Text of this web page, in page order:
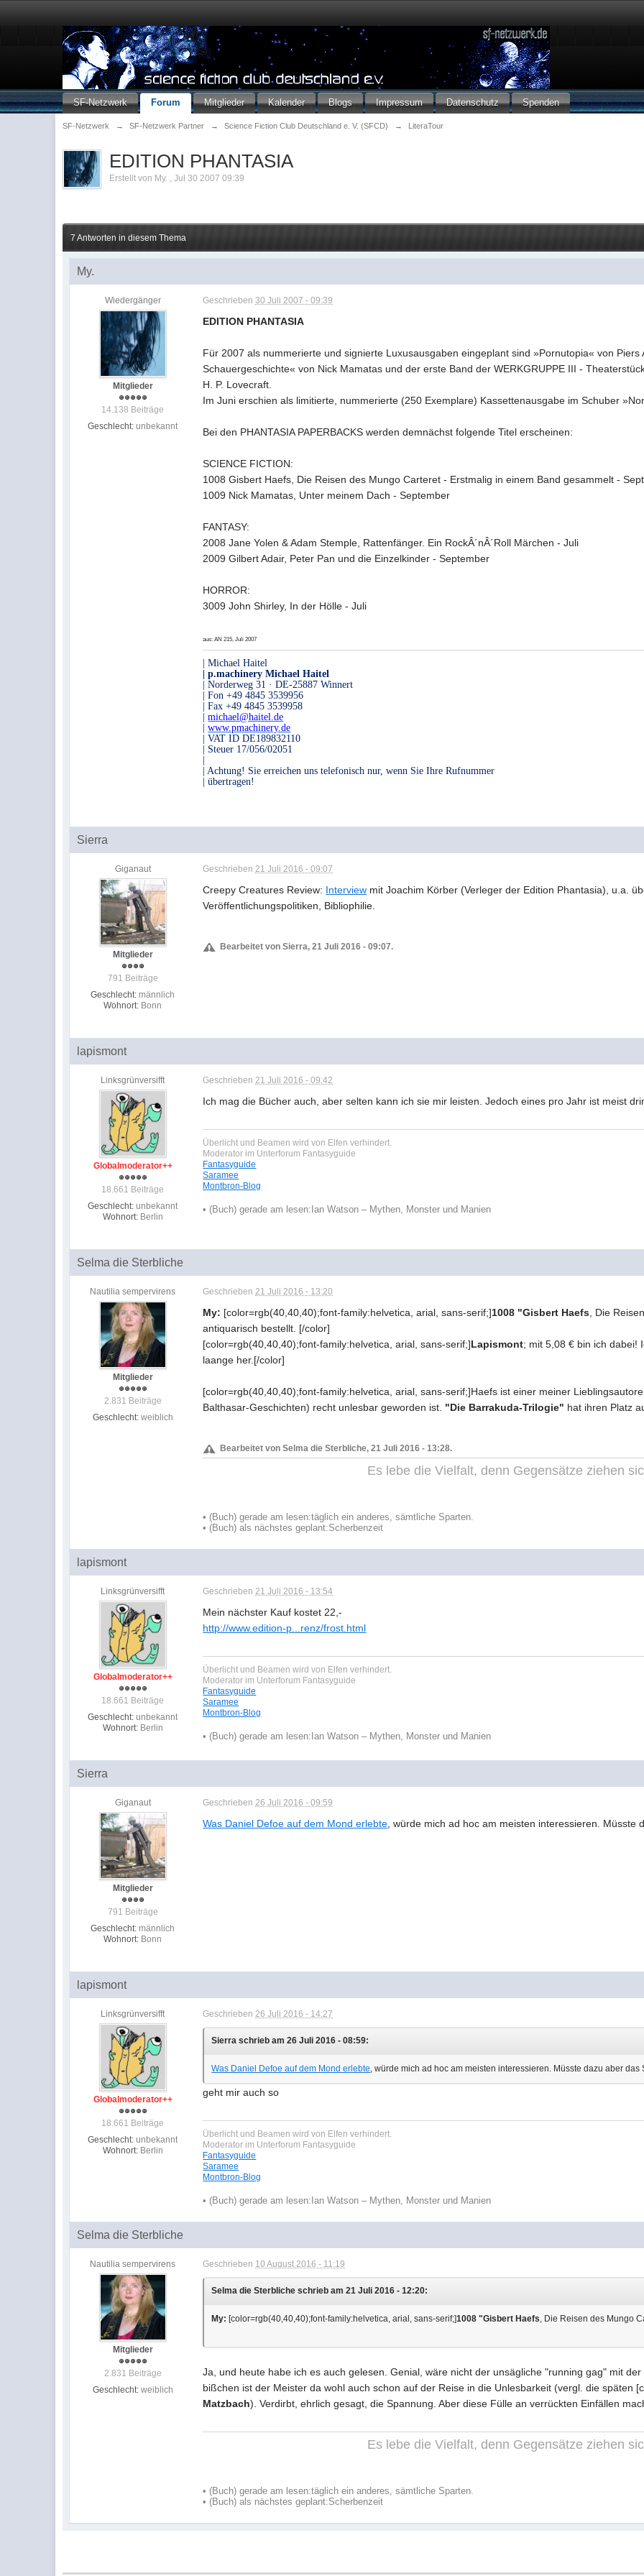
SF-Netzwerk Forum Mitglieder Kalender Blogs Impressum Datenschutz Spenden
SF-Netzwerk → SF-Netzwerk Partner → Science Fiction Club Deutschland e. V. (SFCD) → LiteraTour
EDITION PHANTASIA
Erstellt von My. ,Jul 30 2007 09:39
7 Antworten in diesem Thema
My.
Wiedergänger
Mitglieder
14.138 Beiträge
Geschlecht: unbekannt
Geschrieben30 Juli 2007 - 09:39
EDITION PHANTASIA
Für 2007 als nummerierte und signierte Luxusausgaben eingeplant sind »Pornutopia« von
Schauergeschichte« von Nick Mamatas und der erste Band der WERKGRUPPE III -
H. P. Lovecraft.
Im Juni erschien als limitierte, nummerierte (250 Exemplare) Kassettenausgabe im Schuber
Bei den PHANTASIA PAPERBACKS werden demnächst folgende Titel erscheinen:
SCIENCE FICTION:
1008 Gisbert Haefs, Die Reisen des Mungo Carteret - Erstmalig in einem Band gesammelt -
1009 Nick Mamatas, Unter meinem Dach - September
FANTASY:
2008 Jane Yolen & Adam Stemple, Rattenfänger. Ein RockÂ´nÂ´Roll Märchen - Juli
2009 Gilbert Adair, Peter Pan und die Einzelkinder - September
HORROR:
3009 John Shirley, In der Hölle - Juli
aus: AN 215, Juli 2007
| Michael Haitel
| p.machinery Michael Haitel
| Norderweg 31 · DE-25887 Winnert
| Fon +49 4845 3539956
| Fax +49 4845 3539958
|michael@haitel.de
|www.pmachinery.de
| VAT ID DE189832110
| Steuer 17/056/02051
| Achtung! Sie erreichen uns telefonisch nur, wenn Sie Ihre Rufnummer
| übertragen!
Sierra
Giganaut
Mitglieder
791 Beiträge
Geschlecht: männlich
Wohnort: Bonn
Geschrieben21 Juli 2016 - 09:07
Creepy Creatures Review: Interview mit Joachim Körber (Verleger der Edition Phantasia), u.a.
Veröffentlichungspolitiken, Bibliophilie.
Bearbeitet von Sierra, 21 Juli 2016 - 09:07.
lapismont
Linksgrünversifft
Globalmoderator++
18.661 Beiträge
Geschlecht: unbekannt
Wohnort: Berlin
Geschrieben21 Juli 2016 - 09:42
Ich mag die Bücher auch, aber selten kann ich sie mir leisten. Jedoch eines pro Jahr ist meist
Überlicht und Beamen wird von Elfen verhindert.
Moderator im Unterforum Fantasyguide
Fantasyguide
Saramee
Montbron-Blog
• (Buch) gerade am lesen: Ian Watson – Mythen, Monster und Manien
Selma die Sterbliche
Nautilia sempervirens
Mitglieder
2.831 Beiträge
Geschlecht: weiblich
Geschrieben21 Juli 2016 - 13:20
My: [color=rgb(40,40,40);font-family:helvetica, arial, sans-serif;]1008 "Gisbert Haefs , Die
antiquarisch bestellt. [/color]
[color=rgb(40,40,40);font-family:helvetica, arial, sans-serif;]Lapismont; mit 5,08 € bin ich dabei!
laange her.[/color]
[color=rgb(40,40,40);font-family:helvetica, arial, sans-serif;]Haefs ist einer meiner
Balthasar-Geschichten) recht unlesbar geworden ist. "Die Barrakuda-Trilogie" hat ihren Platz
Bearbeitet von Selma die Sterbliche, 21 Juli 2016 - 13:28.
Es lebe die Vielfalt, denn Gegensätze ziehen
• (Buch) gerade am lesen:täglich ein anderes, sämtliche Sparten.
• (Buch) als nächstes geplant:Scherbenzeit
lapismont
Linksgrünversifft
Globalmoderator++
18.661 Beiträge
Geschlecht: unbekannt
Wohnort: Berlin
Geschrieben21 Juli 2016 - 13:54
Mein nächster Kauf kostet 22,-
http://www.edition-p...renz/frost.html
Überlicht und Beamen wird von Elfen verhindert.
Moderator im Unterforum Fantasyguide
Fantasyguide
Saramee
Montbron-Blog
• (Buch) gerade am lesen: Ian Watson – Mythen, Monster und Manien
Sierra
Giganaut
Mitglieder
791 Beiträge
Geschlecht: männlich
Wohnort: Bonn
Geschrieben26 Juli 2016 - 09:59
Was Daniel Defoe auf dem Mond erlebte , würde mich ad hoc am meisten interessieren.
lapismont
Linksgrünversifft
Globalmoderator++
18.661 Beiträge
Geschlecht: unbekannt
Wohnort: Berlin
Geschrieben26 Juli 2016 - 14:27
Sierra schrieb am 26 Juli 2016 - 08:59:
Was Daniel Defoe auf dem Mond erlebte, würde mich ad hoc am meisten interessieren. Müsste dazu aber
geht mir auch so
Überlicht und Beamen wird von Elfen verhindert.
Moderator im Unterforum Fantasyguide
Fantasyguide
Saramee
Montbron-Blog
• (Buch) gerade am lesen: Ian Watson – Mythen, Monster und Manien
Selma die Sterbliche
Nautilia sempervirens
Mitglieder
2.831 Beiträge
Geschlecht: weiblich
Geschrieben 10 August 2016 - 11:19
Selma die Sterbliche schrieb am 21 Juli 2016 - 12:20:
My: [color=rgb(40,40,40);font-family:helvetica, arial, sans-serif;]1008 "Gisbert Haefs, Die Reisen des Mungo
Ja, und heute habe ich es auch gelesen. Genial, wäre nicht der unsägliche "running gag" mit
bißchen ist der Meister da wohl auch schon auf der Reise in die Unlesbarkeit (vergl. die späten
Matzbach). Verdirbt, ehrlich gesagt, die Spannung. Aber diese Fülle an verrückten Einfällen
Es lebe die Vielfalt, denn Gegensätze ziehen
• (Buch) gerade am lesen:täglich ein anderes, sämtliche Sparten.
• (Buch) als nächstes geplant:Scherbenzeit